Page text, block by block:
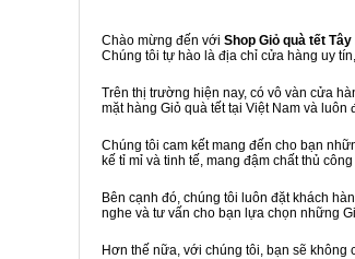
Chào mừng đến với Shop Giỏ quà tết Tây
Chúng tôi tự hào là địa chỉ cửa hàng uy
Trên thị trường hiện nay, có vô vàn cửa
mặt hàng Giỏ quà tết tại Việt Nam và
Chúng tôi cam kết mang đến cho bạn
kế tỉ mỉ và tinh tế, mang đậm chất thủ
Bên cạnh đó, chúng tôi luôn đặt khách
nghe và tư vấn cho bạn lựa chọn những
Hơn thế nữa, với chúng tôi, bạn sẽ